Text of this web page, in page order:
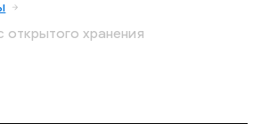
хранения